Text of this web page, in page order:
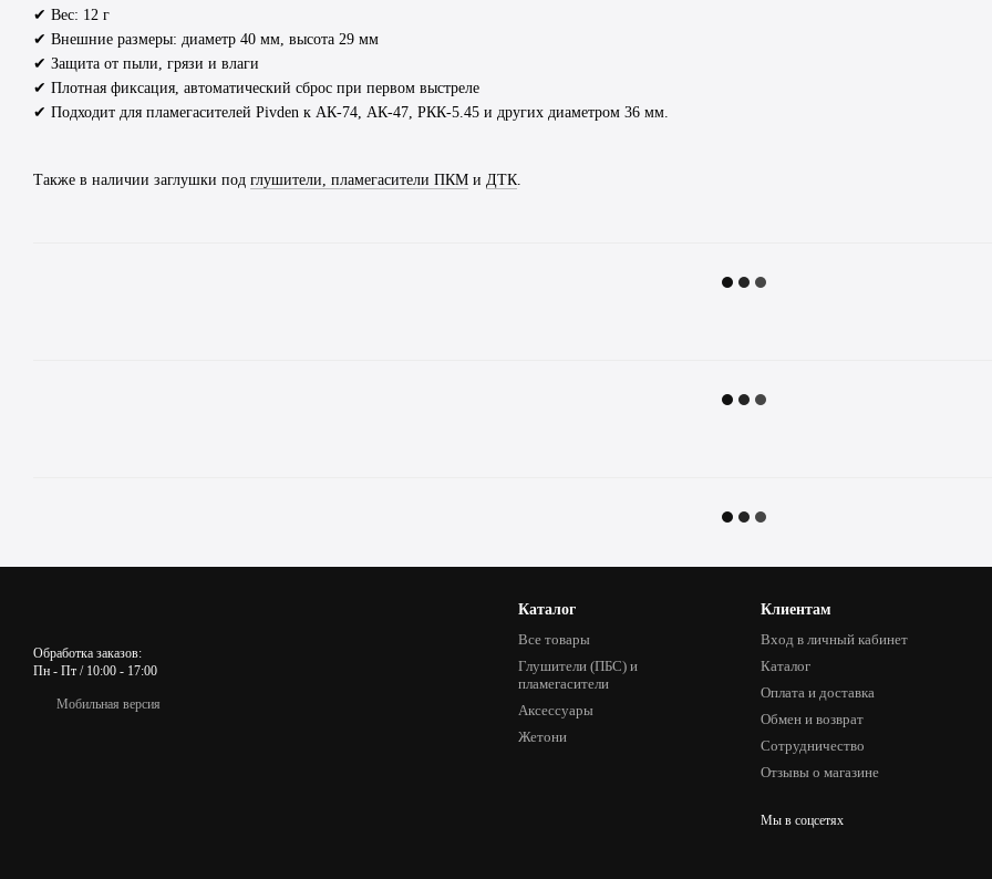
✔ Вес: 12 г
✔ Внешние размеры: диаметр 40 мм, высота 29 мм
✔ Защита от пыли, грязи и влаги
✔ Плотная фиксация, автоматический сброс при первом выстреле
✔ Подходит для пламегасителей Pivden к АК-74, АК-47, РКК-5.45 и других диаметром 36 мм.
Также в наличии заглушки под глушители, пламегасители ПКМ и ДТК
Обработка заказов:
Пн - Пт / 10:00 - 17:00
Мобильная версия
Каталог
Все товары
Глушители (ПБС) и
пламегасители
Аксессуары
Жетони
Клиентам
Вход в личный кабинет
Каталог
Оплата и доставка
Обмен и возврат
Сотрудничество
Отзывы о магазине
Мы в соцсетях